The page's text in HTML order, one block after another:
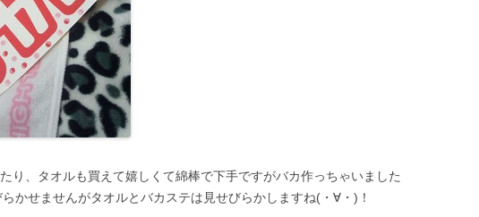
り、タオルも買えて嬉しくて綿棒で下手ですがバカ作っちゃいました
かせませんがタオルとバカステは見せびらかしますね(・∀・)！